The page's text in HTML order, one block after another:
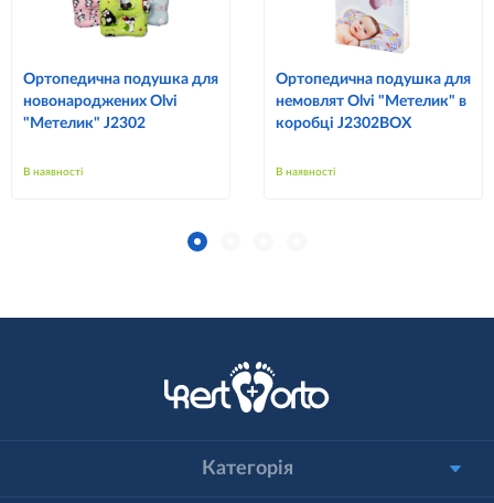
Ортопедична подушка для
новонароджених Olvi
"Метелик" J2302
В наявності
Ортопедична подушка для
немовлят Olvi "Метелик" в
коробці J2302BOX
В наявності
Категорія